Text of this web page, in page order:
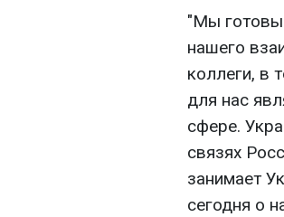
"Мы готовы
нашего
коллеги, в
для нас
сфере.
связях
занимает
сегодня о